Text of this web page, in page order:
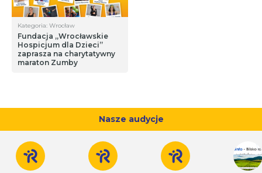
Kategoria: Wrocław
Fundacja „Wrocławskie
Hospicjum dla Dzieci”
zaprasza na charytatywny
maraton Zumby
Nasze audycje